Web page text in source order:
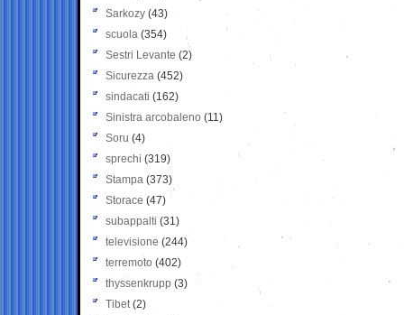
Sarkozy (43)
scuola (354)
Sestri Levante (2)
Sicurezza (452)
sindacati (162)
Sinistra arcobaleno (11)
Soru (4)
sprechi (319)
Stampa (373)
Storace (47)
subappalti (31)
televisione(244)
terremoto (402)
thyssenkrupp (3)
Tibet(2)